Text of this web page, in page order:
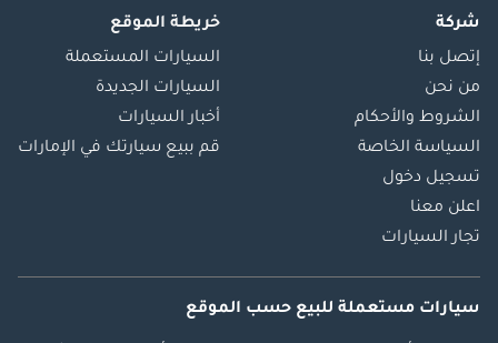
شركة
إتصل بنا
من نحن
الشروط والأحكام
السياسة الخاصة
تسجيل دخول
اعلن معنا
تجار السيارات
خريطة الموقع
السيارات المستعملة
السيارات الجديدة
أخبار السيارات
قم ببيع سيارتك في الإمارات
سيارات مستعملة للبيع حسب الموقع